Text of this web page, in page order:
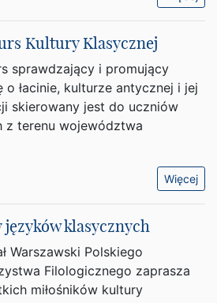
Kultury Klasycznej
sprawdzający i promujący
o łacinie, kulturze antycznej i jej
skierowany jest do uczniów
z terenu województwa
Więcej
języków klasycznych
Warszawski Polskiego
Filologicznego zaprasza
miłośników kultury